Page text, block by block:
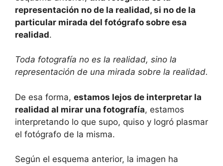
representación no de la realidad, si no de la
particular mirada del fotógrafo sobre esa
realidad.
Toda fotografía no es la realidad, sino la
representación de una mirada sobre la realidad.
De esa forma, estamos lejos de interpretar la
realidad al mirar una fotografía, estamos
interpretando lo que supo, quiso y logró plasmar
el fotógrafo de la misma.
Según el esquema anterior, la imagen ha